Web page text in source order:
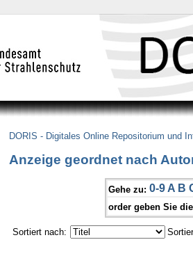
DORIS - Digitales Online Repositorium und
Anzeige geordnet nach
Gehe zu: 0-9 A B
order geben Sie
Sortiert nach: